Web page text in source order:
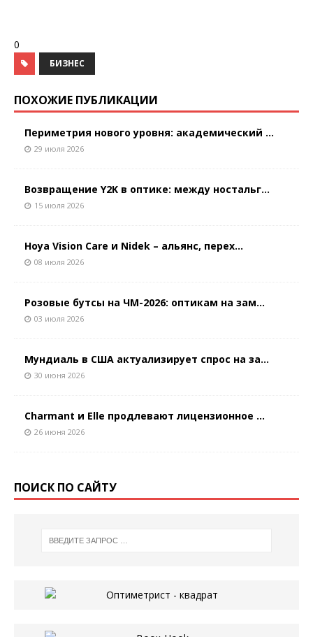
0
БИЗНЕС
ПОХОЖИЕ ПУБЛИКАЦИИ
Периметрия нового уровня: академический ...
29 июля 2026
Возвращение Y2K в оптике: между ностальг...
15 июля 2026
Hoya Vision Care и Nidek – альянс, перех...
08 июля 2026
Розовые бутсы на ЧМ-2026: оптикам на зам...
03 июля 2026
Мундиаль в США актуализирует спрос на за...
30 июня 2026
Charmant и Elle продлевают лицензионное ...
26 июня 2026
ПОИСК ПО САЙТУ